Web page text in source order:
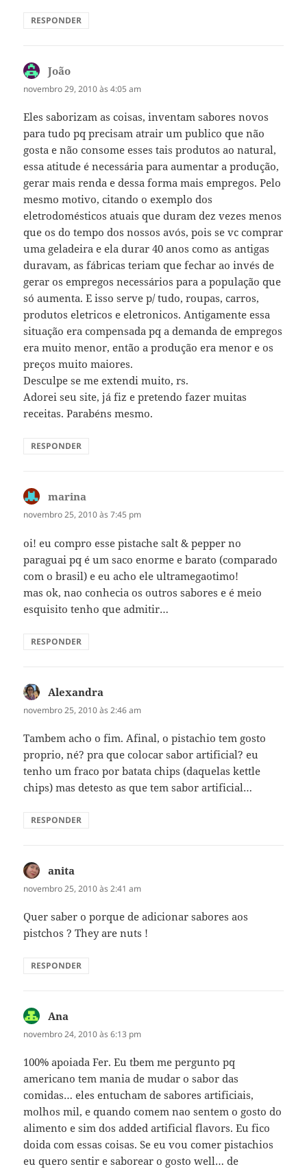
RESPONDER
João
novembro 29, 2010 às 4:05 am
Eles saborizam as coisas, inventam sabores novos
para tudo pq precisam atrair um publico que não
gosta e não consome esses tais produtos ao natural,
essa atitude é necessária para aumentar a produção,
gerar mais renda e dessa forma mais empregos. Pelo
mesmo motivo, citando o exemplo dos
eletrodomésticos atuais que duram dez vezes menos
que os do tempo dos nossos avós, pois se vc comprar
uma geladeira e ela durar 40 anos como as antigas
duravam, as fábricas teriam que fechar ao invés de
gerar os empregos necessários para a população que
só aumenta. E isso serve p/ tudo, roupas, carros,
produtos eletricos e eletronicos. Antigamente essa
situação era compensada pq a demanda de empregos
era muito menor, então a produção era menor e os
preços muito maiores.
Desculpe se me extendi muito, rs.
Adorei seu site, já fiz e pretendo fazer muitas
receitas. Parabéns mesmo.
RESPONDER
marina
novembro 25, 2010 às 7:45 pm
oi! eu compro esse pistache salt & pepper no
paraguai pq é um saco enorme e barato (comparado
com o brasil) e eu acho ele ultramegaotimo!
mas ok, nao conhecia os outros sabores e é meio
esquisito tenho que admitir…
RESPONDER
Alexandra
novembro 25, 2010 às 2:46 am
Tambem acho o fim. Afinal, o pistachio tem gosto
proprio, né? pra que colocar sabor artificial? eu
tenho um fraco por batata chips (daquelas kettle
chips) mas detesto as que tem sabor artificial…
RESPONDER
anita
novembro 25, 2010 às 2:41 am
Quer saber o porque de adicionar sabores aos
pistchos ? They are nuts !
RESPONDER
Ana
novembro 24, 2010 às 6:13 pm
100% apoiada Fer. Eu tbem me pergunto pq
americano tem mania de mudar o sabor das
comidas… eles entucham de sabores artificiais,
molhos mil, e quando comem nao sentem o gosto do
alimento e sim dos added artificial flavors. Eu fico
doida com essas coisas. Se eu vou comer pistachios
eu quero sentir e saborear o gosto well… de